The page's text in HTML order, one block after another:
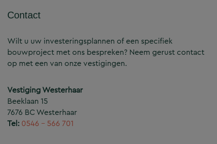
Contact
Wilt u uw investeringsplannen of een specifiek
bouwproject met ons bespreken? Neem gerust contact
op met een van onze vestigingen.
Vestiging Westerhaar
Beeklaan 15
7676 BC Westerhaar
Tel: 0546 – 566 701